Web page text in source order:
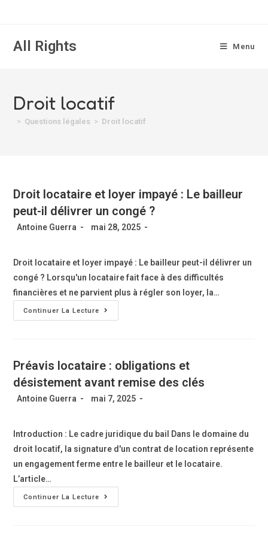
All Rights Menu
Droit locatif
> Questions légales > Droit locatif
Droit locataire et loyer impayé : Le bailleur
peut-il délivrer un congé ?
Antoine Guerra mai 28, 2025
Droit locataire et loyer impayé : Le bailleur peut-il délivrer un
congé ? Lorsqu'un locataire fait face à des difficultés
financières et ne parvient plus à régler son loyer, la…
Continuer La Lecture
Préavis locataire : obligations et
désistement avant remise des clés
Antoine Guerra mai 7, 2025
Introduction : Le cadre juridique du bail Dans le domaine du
droit locatif, la signature d'un contrat de location représente
un engagement ferme entre le bailleur et le locataire.
L’article…
Continuer La Lecture